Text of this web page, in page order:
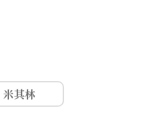
米其林